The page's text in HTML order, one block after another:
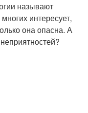
называют
интересует,
она опасна. А